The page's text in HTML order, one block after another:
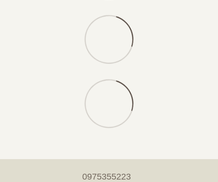
0975355223